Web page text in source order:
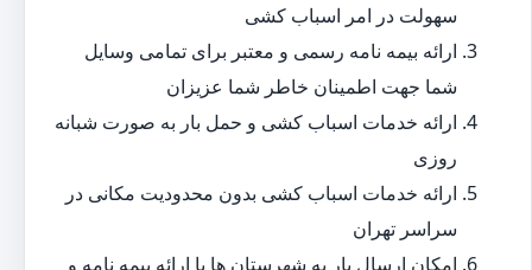
سهولت در امر اسباب کشی
ارائه بیمه نامه رسمی و معتبر برای تمامی وسایل
شما جهت اطمینان خاطر شما عزیزان
ارائه خدمات اسباب کشی و حمل بار به صورت شبانه
روزی
ارائه خدمات اسباب کشی بدون محدودیت مکانی در
سراسر تهران
امکان ارسال بار به شهرستان ها با ارائه بیمه نامه و